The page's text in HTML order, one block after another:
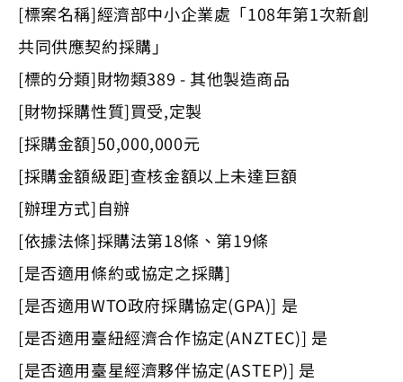
[標案名稱]經濟部中小企業處「108年第1次新創
共同供應契約採購」
[標的分類]財物類389 - 其他製造商品
[財物採購性質]買受,定製
[採購金額]50,000,000元
[採購金額級距]查核金額以上未達巨額
[辦理方式]自辦
[依據法條]採購法第18條、第19條
[是否適用條約或協定之採購]
[是否適用WTO政府採購協定(GPA)] 是
[是否適用臺紐經濟合作協定(ANZTEC)] 是
[是否適用臺星經濟夥伴協定(ASTEP)] 是